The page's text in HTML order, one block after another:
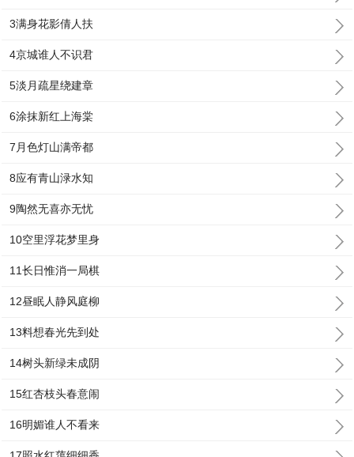
3满身花影倩人扶
4京城谁人不识君
5淡月疏星绕建章
6涂抹新红上海棠
7月色灯山满帝都
8应有青山渌水知
9陶然无喜亦无忧
10空里浮花梦里身
11长日惟消一局棋
12昼眠人静风庭柳
13料想春光先到处
14树头新绿未成阴
15红杏枝头春意闹
16明媚谁人不看来